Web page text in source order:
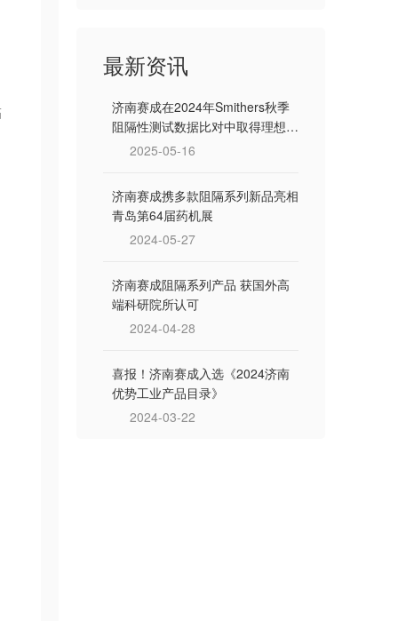
最新资讯
济南赛成在2024年Smithers秋季
阻隔性测试数据比对中取得理想成
2025-05-16
济南赛成携多款阻隔系列新品亮相
青岛第64届药机展
2024-05-27
济南赛成阻隔系列产品 获国外高
端科研院所认可
2024-04-28
喜报！济南赛成入选《2024济南
优势工业产品目录》
2024-03-22